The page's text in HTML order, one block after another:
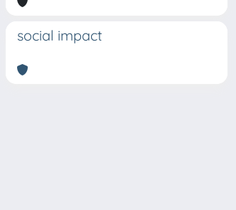
social impact